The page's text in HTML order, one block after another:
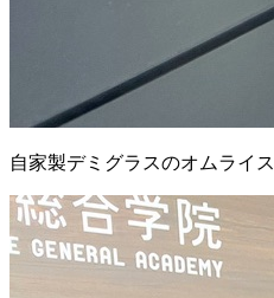
自家製デミグラスのオムライス